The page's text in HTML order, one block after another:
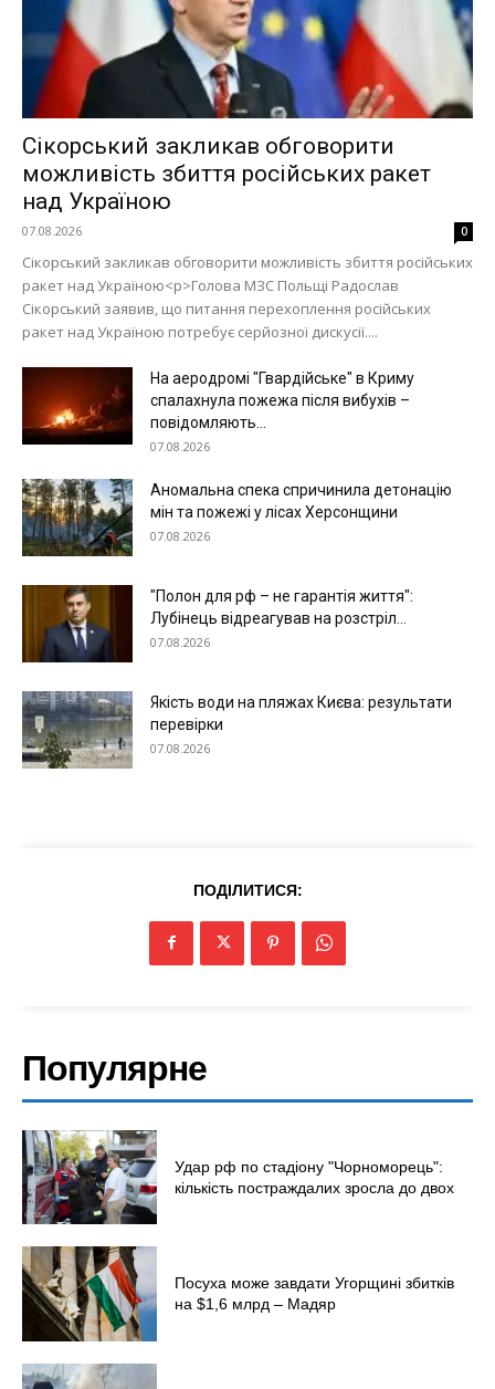
Україна
Економіка
Політика
Світ
Технології
Війна
Сікорський закликав обговорити
можливість збиття російських ракет
над Україною
07.08.2026 0
Сікорський закликав обговорити можливість збиття російських
ракет над Україною<p>Голова МЗС Польщі Радослав
Сікорський заявив, що питання перехоплення російських
ракет над Україною потребує серйозної дискусії....
На аеродромі "Гвардійське" в Криму
спалахнула пожежа після вибухів –
повідомляють...
07.08.2026
Аномальна спека спричинила детонацію
мін та пожежі у лісах Херсонщини
07.08.2026
"Полон для рф – не гарантія життя":
Лубінець відреагував на розстріл...
07.08.2026
Якість води на пляжах Києва: результати
перевірки
07.08.2026
ПОДІЛИТИСЯ:
Популярне
Удар рф по стадіону "Чорноморець":
кількість постраждалих зросла до двох
Посуха може завдати Угорщині збитків
на $1,6 млрд – Мадяр